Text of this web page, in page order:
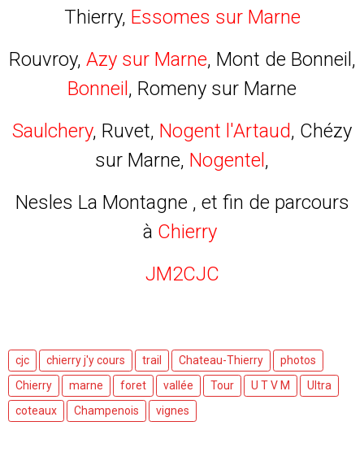
Thierry, Essomes sur Marne
Rouvroy, Azy sur Marne, Mont de Bonneil,
Bonneil , Romeny sur Marne
Saulchery, Ruvet, Nogent l'Artaud, Chézy
sur Marne, Nogentel ,
Nesles La Montagne , et fin de parcours
à Chierry
JM2CJC
cjc chierry j'y cours trail Chateau-Thierry
photos
Chierry
marne foret vallée Tour U T V M
Ultra
coteaux
Champenois vignes